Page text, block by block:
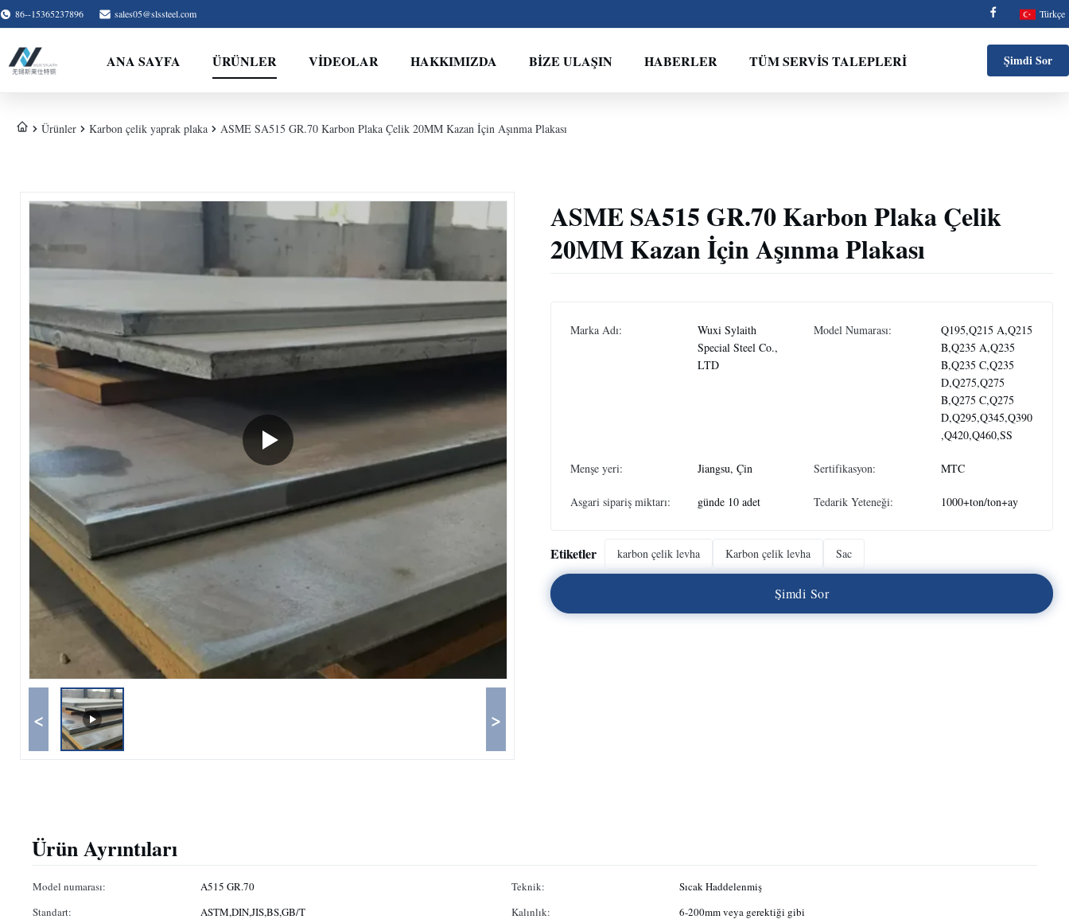
86--15365237896 sales05@slssteel.com Türkçe
ANA SAYFA ÜRÜNLER VİDEOLAR HAKKIMIZDA BIZE ULAŞIN HABERLER TÜM SERVIS TALEPLERI Şimdi Sor
Ürünler Karbon çelik yaprak plaka ASME SA515 GR.70 Karbon Plaka Çelik 20MM Kazan İçin Aşınma Plakası
< >
ASME SA515 GR.70 Karbon Plaka Çelik
20MM Kazan İçin Aşınma Plakası
Marka Adı:
Wuxi Sylaith
Special Steel Co.,
LTD
Model Numarası:
Q195,Q215 A,Q215
B,Q235 A,Q235
B,Q235 C,Q235
D,Q275,Q275
B,Q275 C,Q275
D,Q295,Q345,Q390
,Q420,Q460,SS
Menşe yeri: Jiangsu, Çin Sertifikasyon: MTC
Asgari sipariş miktarı: günde 10 adet Tedarik Yeteneği: 1000+ton/ton+ay
Etiketler karbon çelik levha Karbon çelik levha Sac
Şimdi Sor
Ürün Ayrıntıları
Model numarası: A515 GR.70 Teknik:
Sıcak Haddelenmiş
Standart:
ASTM,DIN,JIS,BS,GB/T Kalınlık:
6-200mm veya gerektiği gibi